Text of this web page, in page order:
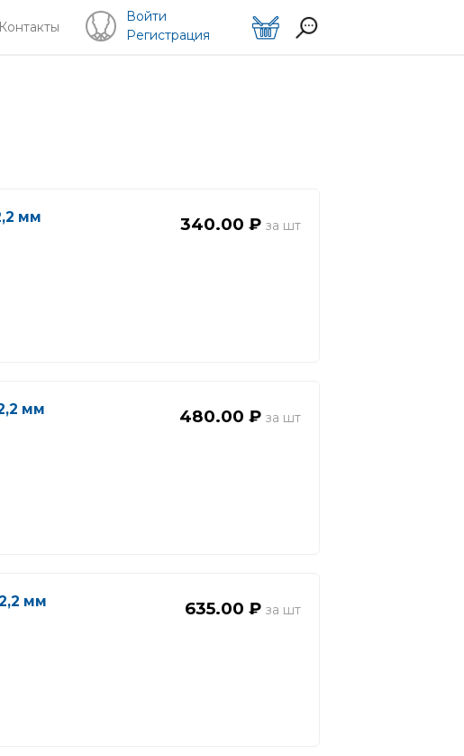
Контакты
Войти
Регистрация
мм 340.00 ₽
мм 480.00 ₽
мм 635.00 ₽